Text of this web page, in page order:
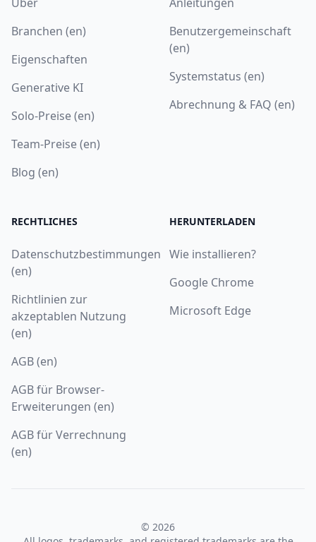
Branchen (en)
Eigenschaften
Generative KI
Solo-Preise (en)
Team-Preise (en)
Blog (en)
Benutzergemeinschaft
(en)
Systemstatus (en)
Abrechnung & FAQ (en)
RECHTLICHES
Datenschutzbestimmungen
(en)
Richtlinien zur
akzeptablen Nutzung
(en)
AGB (en)
AGB für Browser-
Erweiterungen (en)
AGB für Verrechnung
(en)
HERUNTERLADEN
Wie installieren?
Google Chrome
Microsoft Edge
© 2026